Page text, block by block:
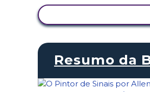
Resumo da